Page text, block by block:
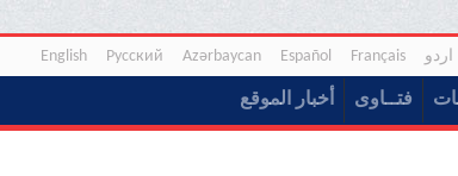
اردو Français
Español
Azərbaycan
Русский
English
فتــاوی أخبار الموقع